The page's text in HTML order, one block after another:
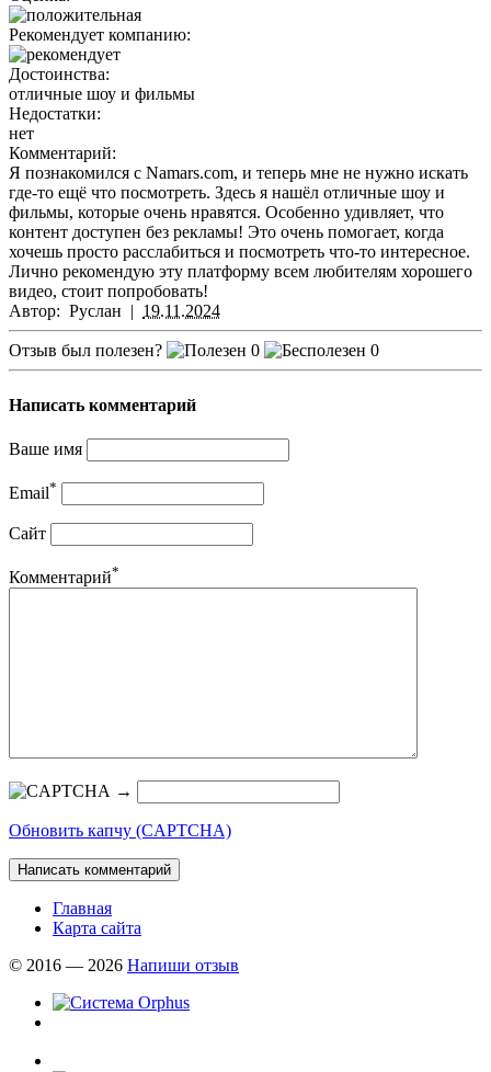
Рекомендует компанию:
Достоинства:
отличные шоу и фильмы
Недостатки:
нет
Комментарий:
Я познакомился с Namars.com, и теперь мне не нужно искать
где-то ещё что посмотреть. Здесь я нашёл отличные шоу и
фильмы, которые очень нравятся. Особенно удивляет, что
контент доступен без рекламы! Это очень помогает, когда
хочешь просто расслабиться и посмотреть что-то интересное.
Лично рекомендую эту платформу всем любителям хорошего
видео, стоит попробовать!
Автор: Руслан | 19.11.2024
Отзыв был полезен? 0 0
Написать комментарий
Ваше имя
Email*
Сайт
Комментарий*
→
Обновить капчу (CAPTCHA)
Главная
Карта сайта
© 2016 — 2026 Напиши отзыв